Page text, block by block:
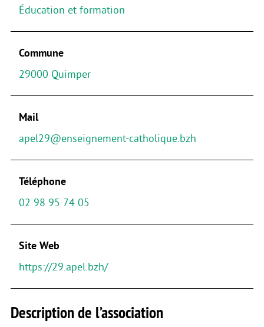
Éducation et formation
Commune
29000 Quimper
Mail
apel29@enseignement-catholique.bzh
Téléphone
02 98 95 74 05
Site Web
https://29.apel.bzh/
Description de l’association